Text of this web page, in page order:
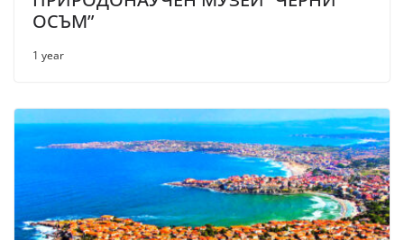
ОСЪМ”
1 year